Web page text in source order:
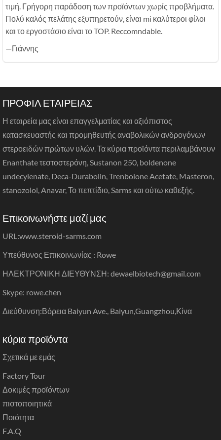
τιμή. Γρήγορη παράδοση των προϊόντων χωρίς προβλήματα.
Πολύ καλός πελάτης εξυπηρετούν, είναι mi καλύτεροι φίλοι
και το εργοστάσιο είναι το TOP. Reccomndable.
—Γιάννης
ΠΡΟΦΙΛ ΕΤΑΙΡΕΙΑΣ
Η εταιρεία μας είναι επαγγελματίας και αξιόπιστος
κατασκευαστής και προμηθευτής αναβολικών ανδρογόνων
στεροειδών πρώτων υλών. Τα κύρια προϊόντα περιλαμβάνουν
Enanthate τεστοστερόνη, Sustanon 250, boldenone
undecylenate, Deca-Durabolin, Trenbolone Acetate, Masteron,
stanozolol, Anavar, Το πεπτίδιο, Sarms και ούτω καθεξής.
Επικοινωνήστε μαζί μας
URL:www.steroid-sarms.com
Υπεύθυνος Επικοινωνίας : Rowe
ΗΛΕΚΤΡΟΝΙΚΗ ΔΙΕΥΘΥΝΣΗ: dewaelbiotech@gmail.com
Skype: rowe.chen
Διεύθυνση:Βόρεια Baiyun Ave., Baiyun,Guangzhou,Κίνα
κύρια προϊόντα
Σχετικά με εμάς
Factory Tour
Δοκιμές προϊόντων
πιστοποιητικά
Ποιότητα
F.A.Q